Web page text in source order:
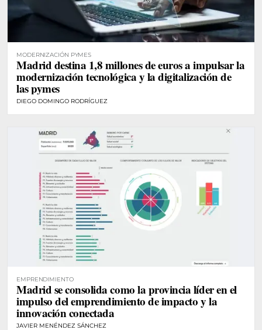
MODERNIZACIÓN PYMES
Madrid destina 1,8 millones de euros a impulsar la
modernización tecnológica y la digitalización de
las pymes
DIEGO DOMINGO RODRÍGUEZ
EMPRENDIMIENTO
Madrid se consolida como la provincia líder en el
impulso del emprendimiento de impacto y la
innovación conectada
JAVIER MENÉNDEZ SÁNCHEZ